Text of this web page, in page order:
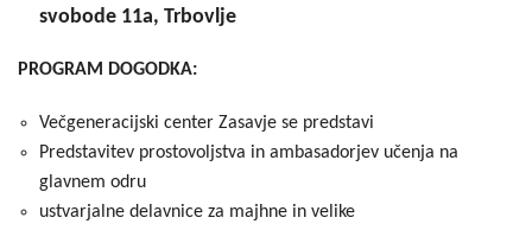
svobode 11a, Trbovlje
PROGRAM DOGODKA:
Večgeneracijski center Zasavje se predstavi
Predstavitev prostovoljstva in ambasadorjev učenja na
glavnem odru
ustvarjalne delavnice za majhne in velike